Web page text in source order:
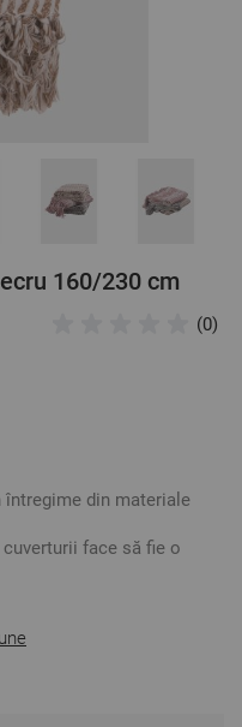
160/230 cm
(0)
întregime din materiale
face să fie o
datorită bumbacului